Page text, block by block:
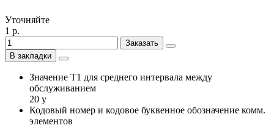
Уточняйте
1 р.
Заказать
В закладки
Значение Т1 для среднего интервала между
обслуживанием
20 y
Кодовый номер и кодовое буквенное обозначение комм.
элементов